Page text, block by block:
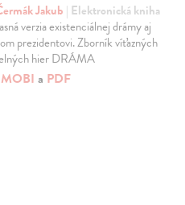
Jakub | Elektronická kniha
verzia existenciálnej drámy aj
prezidentovi. Zborník víťazných
hier DRÁMA
MOBI a PDF